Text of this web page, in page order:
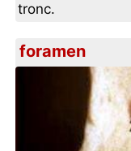
tronc.
foramen